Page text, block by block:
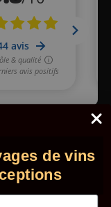
réservés.•
de vins